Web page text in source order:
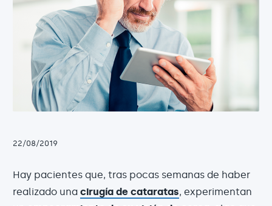
22/08/2019
Hay pacientes que, tras pocas semanas de haber
realizado una cirugía de cataratas, experimentan